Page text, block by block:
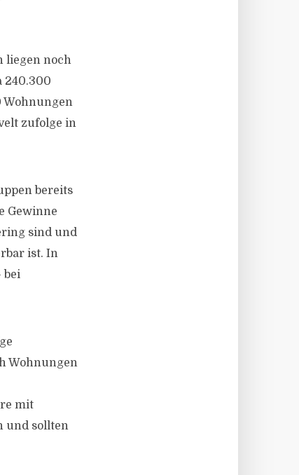
liegen noch
240.300
Wohnungen
zufolge in
bereits
Gewinne
sind und
ist. In
bei
Wohnungen
mit
und sollten